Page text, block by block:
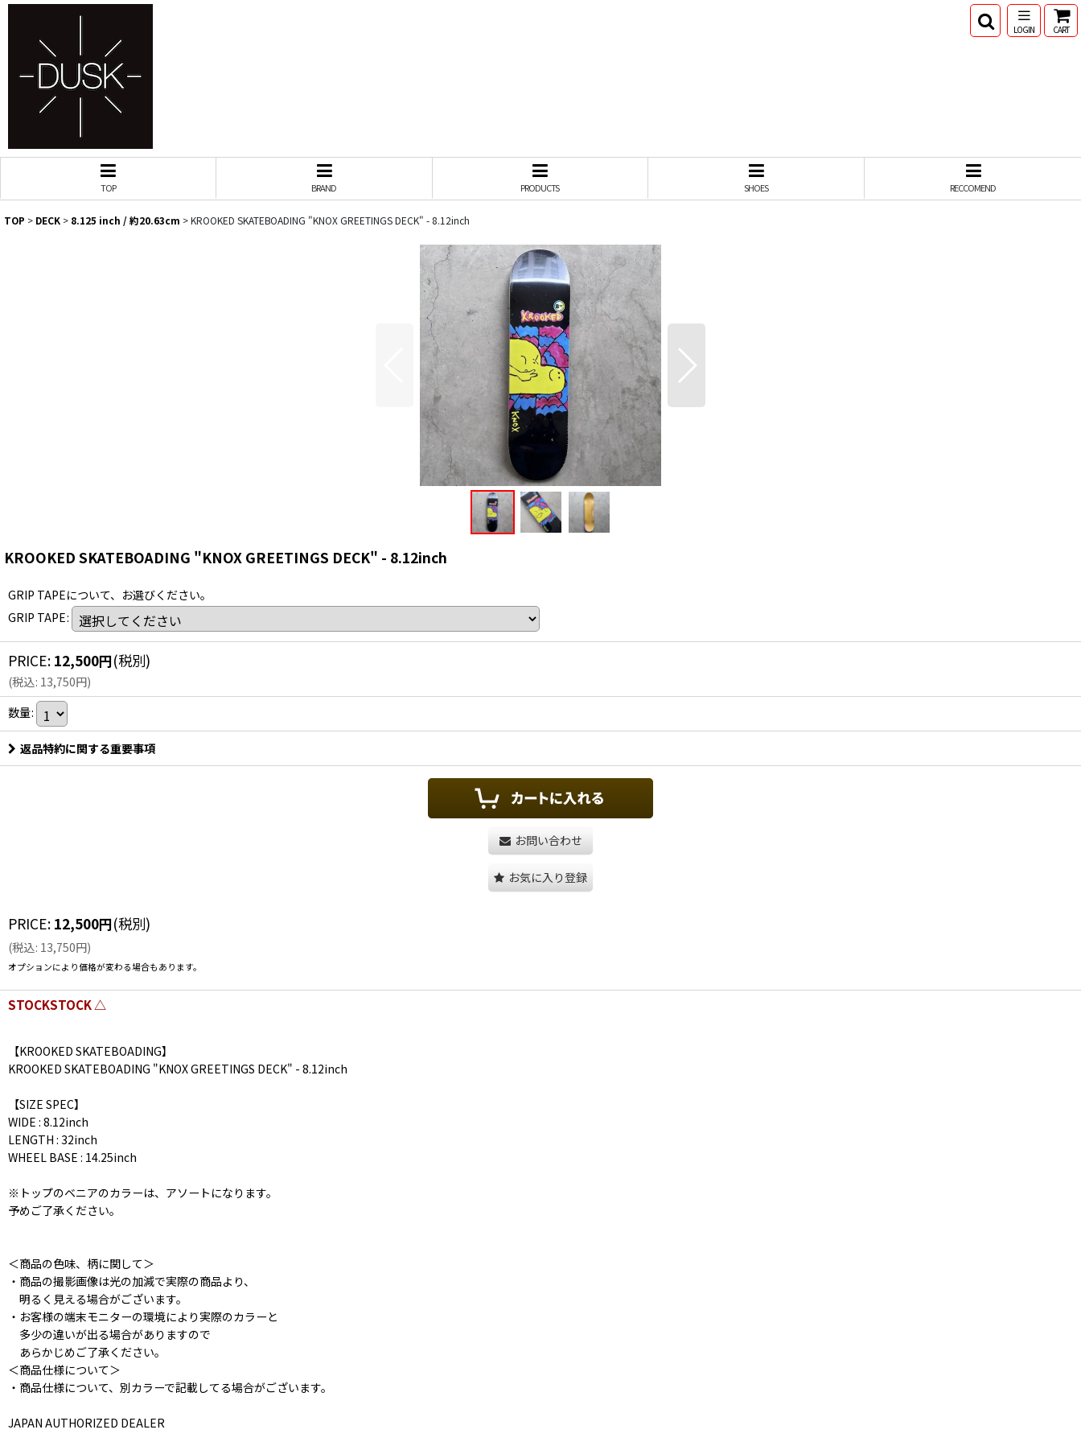
LOGIN CART
TOP BRAND PRODUCTS SHOES RECCOMEND
TOP > DECK > 8.125 inch / 約20.63cm >KROOKED SKATEBOADING "KNOX GREETINGS DECK" - 8.12inch
KROOKED SKATEBOADING "KNOX GREETINGS DECK" - 8.12inch
GRIP TAPEについて、お選びください。
GRIP TAPE:
PRICE: 12,500円(税別)
(税込: 13,750円)
数量:
返品特約に関する重要事項
お問い合わせ
お気に入り登録
PRICE: 12,500円(税別)
(税込: 13,750円)
オプションにより価格が変わる場合もあります。
STOCKSTOCK △
【KROOKED SKATEBOADING】
KROOKED SKATEBOADING "KNOX GREETINGS DECK" - 8.12inch
【SIZE SPEC】
WIDE : 8.12inch
LENGTH : 32inch
WHEEL BASE : 14.25inch
※トップのベニアのカラーは、アソートになります。
予めご了承ください。
＜商品の色味、柄に関して＞
・商品の撮影画像は光の加減で実際の商品より、
明るく見える場合がございます。
・お客様の端末モニターの環境により実際のカラーと
多少の違いが出る場合がありますので
あらかじめご了承ください。
＜商品仕様について＞
・商品仕様について、別カラーで記載してる場合がございます。
JAPAN AUTHORIZED DEALER